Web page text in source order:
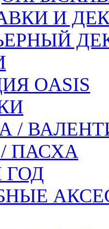
И
OASIS
/
ПАСХА